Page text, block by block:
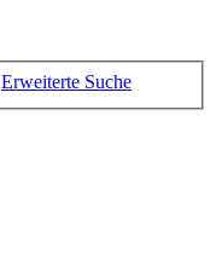
Erweiterte Suche